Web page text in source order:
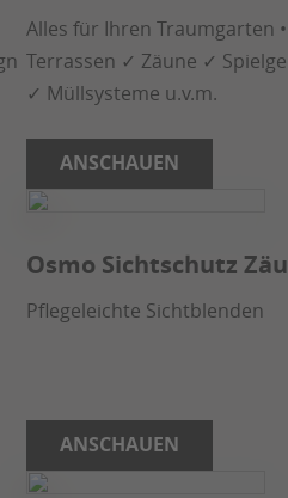
Alles für Ihren Traumgarten •
Terrassen ✓ Zäune ✓
✓ Müllsysteme u.v.m.
ANSCHAUEN
Osmo Sichtschutz
Pflegeleichte Sichtblenden
ANSCHAUEN